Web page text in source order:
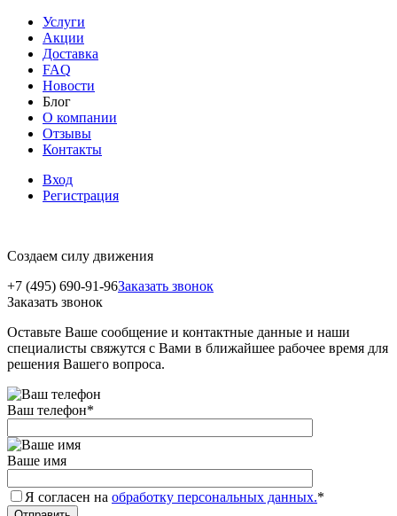
Услуги
Акции
Доставка
FAQ
Новости
Блог
О компании
Отзывы
Контакты
Вход
Регистрация
Создаем силу движения
+7 (495) 690-91-96Заказать звонок
Заказать звонок
Оставьте Ваше сообщение и контактные данные и наши
специалисты свяжутся с Вами в ближайшее рабочее время для
решения Вашего вопроса.
Ваш телефон*
Ваше имя
Я согласен на обработку персональных данных.*